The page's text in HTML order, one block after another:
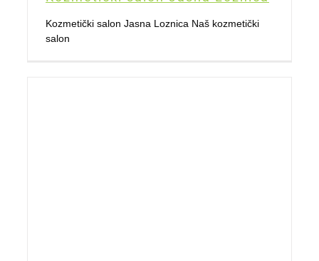
Kozmetički salon Jasna Loznica Naš kozmetički
salon